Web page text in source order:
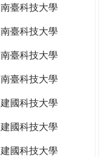
南臺科技大學
南臺科技大學
南臺科技大學
南臺科技大學
建國科技大學
建國科技大學
建國科技大學